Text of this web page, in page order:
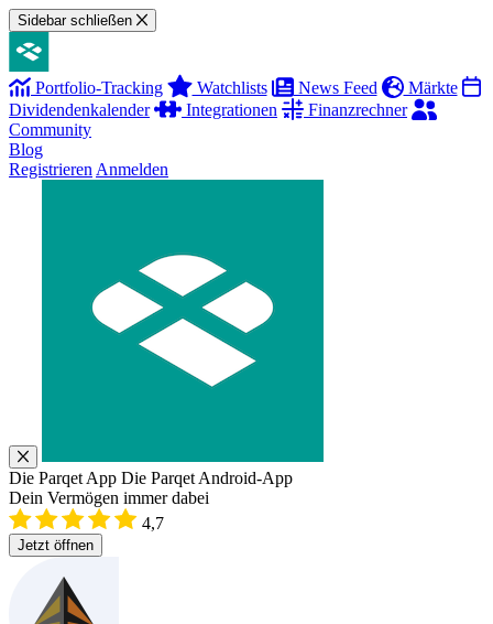
Sidebar schließen
Portfolio-Tracking Watchlists News Feed
Märkte
Dividendenkalender
Integrationen
Finanzrechner
Community
Blog
Registrieren Anmelden
Die Parqet App Die Parqet Android-App
Dein Vermögen immer dabei
4,7
Jetzt öffnen